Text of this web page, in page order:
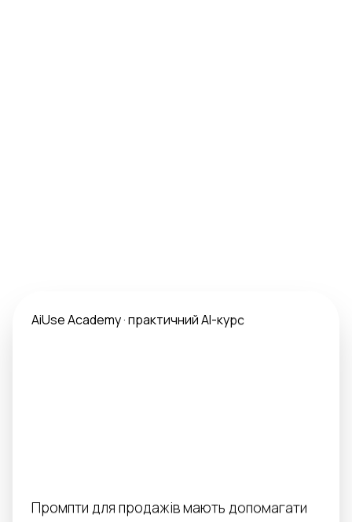
AiUse Academy · практичний AI-курс
Промпти для продажів мають допомагати